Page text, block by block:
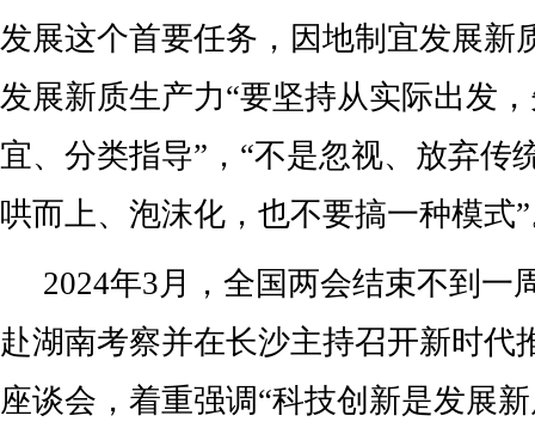
发展这个首要任务，因地制宜发展新
发展新质生产力“要坚持从实际出发
宜、分类指导”，“不是忽视、放弃传
哄而上、泡沫化，也不要搞一种模式
2024年3月，全国两会结束不到一
赴湖南考察并在长沙主持召开新时代
座谈会，着重强调“科技创新是发展